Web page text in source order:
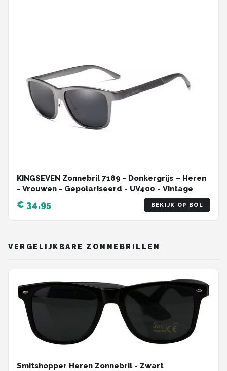
KINGSEVEN Zonnebril 7189 - Donkergrijs – Heren
- Vrouwen - Gepolariseerd - UV400 - Vintage
€ 34,95 BEKIJK OP BOL
VERGELIJKBARE ZONNEBRILLEN
Smitshopper Heren Zonnebril - Zwart